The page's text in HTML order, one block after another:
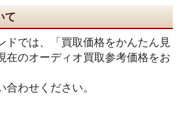
て
ドでは、「買取価格をかんたん見
在のオーディオ買取参考価格をお
合わせください。